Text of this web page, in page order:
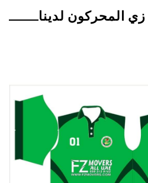
زي المحركون لدينا